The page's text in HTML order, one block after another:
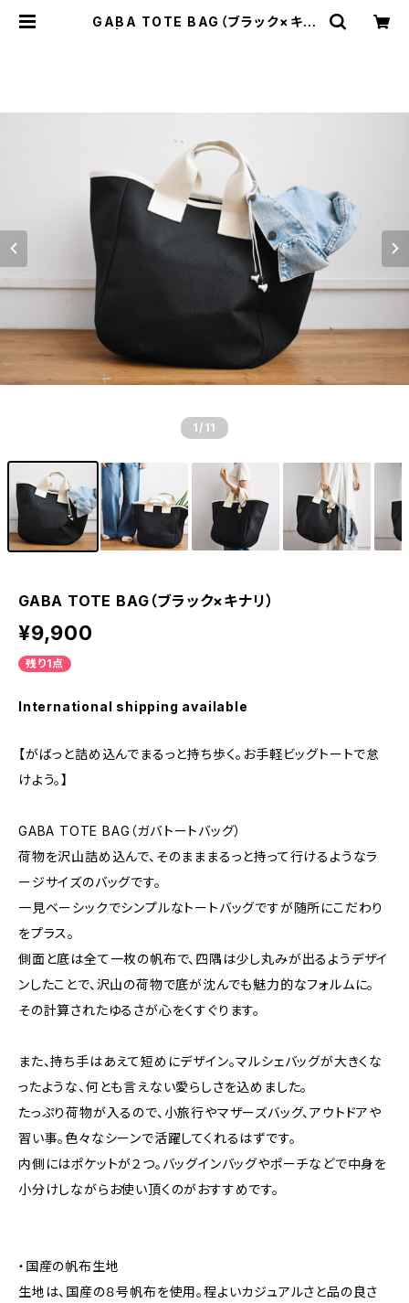
GABA TOTE BAG（ブラック×キナ
1 /11
GABA TOTE BAG（ブラック×キナリ）
¥9,900
残り1点
International shipping available
【がばっと詰め込んでまるっと持ち歩く。お手軽ビッグトートで怠
けよう。】
GABA TOTE BAG（ガバトートバッグ）
荷物を沢山詰め込んで、そのまままるっと持って行けるようなラ
ージサイズのバッグです。
一見ベーシックでシンプルなトートバッグですが随所にこだわり
をプラス。
側面と底は全て一枚の帆布で、四隅は少し丸みが出るようデザイ
ンしたことで、沢山の荷物で底が沈んでも魅力的なフォルムに。
その計算されたゆるさが心をくすぐります。
また、持ち手はあえて短めにデザイン。マルシェバッグが大きくな
ったような、何とも言えない愛らしさを込めました。
たっぷり荷物が入るので、小旅行やマザーズバッグ、アウトドアや
習い事。色々なシーンで活躍してくれるはずです。
内側にはポケットが２つ。バッグインバッグやポーチなどで中身を
小分けしながらお使い頂くのがおすすめです。
・国産の帆布生地
生地は、国産の８号帆布を使用。程よいカジュアルさと品の良さ